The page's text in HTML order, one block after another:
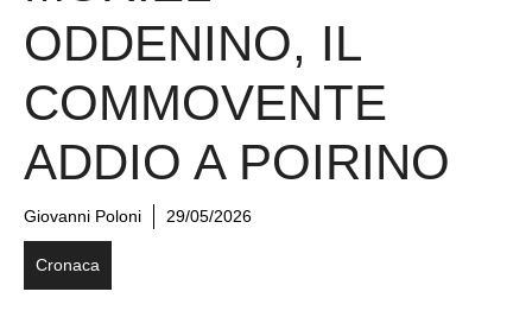
ODDENINO, IL
COMMOVENTE
ADDIO A POIRINO
Giovanni Poloni 29/05/2026
Cronaca